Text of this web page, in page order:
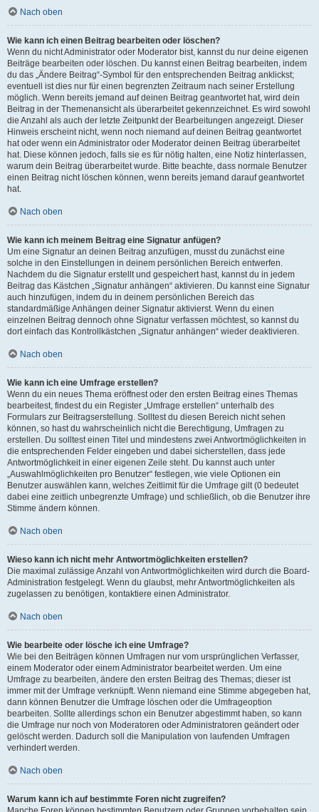
Nach oben
Wie kann ich einen Beitrag bearbeiten oder löschen?
Wenn du nicht Administrator oder Moderator bist, kannst du nur deine eigenen
Beiträge bearbeiten oder löschen. Du kannst einen Beitrag bearbeiten, indem
du das „Ändere Beitrag“-Symbol für den entsprechenden Beitrag anklickst;
eventuell ist dies nur für einen begrenzten Zeitraum nach seiner Erstellung
möglich. Wenn bereits jemand auf deinen Beitrag geantwortet hat, wird dein
Beitrag in der Themenansicht als überarbeitet gekennzeichnet. Es wird sowohl
die Anzahl als auch der letzte Zeitpunkt der Bearbeitungen angezeigt. Dieser
Hinweis erscheint nicht, wenn noch niemand auf deinen Beitrag geantwortet
hat oder wenn ein Administrator oder Moderator deinen Beitrag überarbeitet
hat. Diese können jedoch, falls sie es für nötig halten, eine Notiz hinterlassen,
warum dein Beitrag überarbeitet wurde. Bitte beachte, dass normale Benutzer
einen Beitrag nicht löschen können, wenn bereits jemand darauf geantwortet
hat.
Nach oben
Wie kann ich meinem Beitrag eine Signatur anfügen?
Um eine Signatur an deinen Beitrag anzufügen, musst du zunächst eine
solche in den Einstellungen in deinem persönlichen Bereich entwerfen.
Nachdem du die Signatur erstellt und gespeichert hast, kannst du in jedem
Beitrag das Kästchen „Signatur anhängen“ aktivieren. Du kannst eine Signatur
auch hinzufügen, indem du in deinem persönlichen Bereich das
standardmäßige Anhängen deiner Signatur aktivierst. Wenn du einen
einzelnen Beitrag dennoch ohne Signatur verfassen möchtest, so kannst du
dort einfach das Kontrollkästchen „Signatur anhängen“ wieder deaktivieren.
Nach oben
Wie kann ich eine Umfrage erstellen?
Wenn du ein neues Thema eröffnest oder den ersten Beitrag eines Themas
bearbeitest, findest du ein Register „Umfrage erstellen“ unterhalb des
Formulars zur Beitragserstellung. Solltest du diesen Bereich nicht sehen
können, so hast du wahrscheinlich nicht die Berechtigung, Umfragen zu
erstellen. Du solltest einen Titel und mindestens zwei Antwortmöglichkeiten in
die entsprechenden Felder eingeben und dabei sicherstellen, dass jede
Antwortmöglichkeit in einer eigenen Zeile steht. Du kannst auch unter
„Auswahlmöglichkeiten pro Benutzer“ festlegen, wie viele Optionen ein
Benutzer auswählen kann, welches Zeitlimit für die Umfrage gilt (0 bedeutet
dabei eine zeitlich unbegrenzte Umfrage) und schließlich, ob die Benutzer ihre
Stimme ändern können.
Nach oben
Wieso kann ich nicht mehr Antwortmöglichkeiten erstellen?
Die maximal zulässige Anzahl von Antwortmöglichkeiten wird durch die Board-
Administration festgelegt. Wenn du glaubst, mehr Antwortmöglichkeiten als
zugelassen zu benötigen, kontaktiere einen Administrator.
Nach oben
Wie bearbeite oder lösche ich eine Umfrage?
Wie bei den Beiträgen können Umfragen nur vom ursprünglichen Verfasser,
einem Moderator oder einem Administrator bearbeitet werden. Um eine
Umfrage zu bearbeiten, ändere den ersten Beitrag des Themas; dieser ist
immer mit der Umfrage verknüpft. Wenn niemand eine Stimme abgegeben hat,
dann können Benutzer die Umfrage löschen oder die Umfrageoption
bearbeiten. Sollte allerdings schon ein Benutzer abgestimmt haben, so kann
die Umfrage nur noch von Moderatoren oder Administratoren geändert oder
gelöscht werden. Dadurch soll die Manipulation von laufenden Umfragen
verhindert werden.
Nach oben
Warum kann ich auf bestimmte Foren nicht zugreifen?